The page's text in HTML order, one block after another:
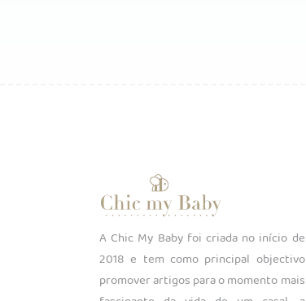
A Chic My Baby foi criada no início de
2018 e tem como principal objectivo
promover artigos para o momento mais